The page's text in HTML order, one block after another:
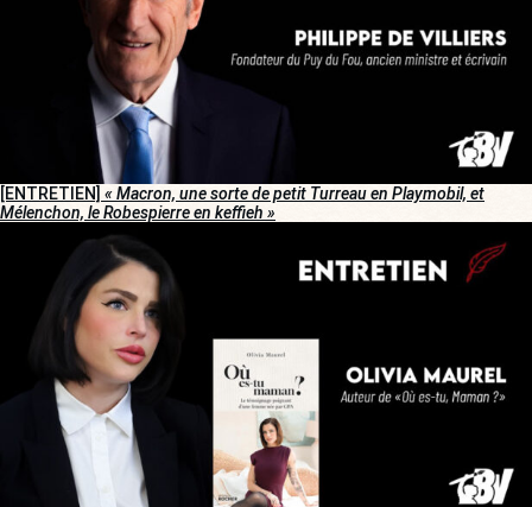
[ENTRETIEN] « Macron, une sorte de petit Turreau en Playmobil, et
Mélenchon, le Robespierre en keffieh »